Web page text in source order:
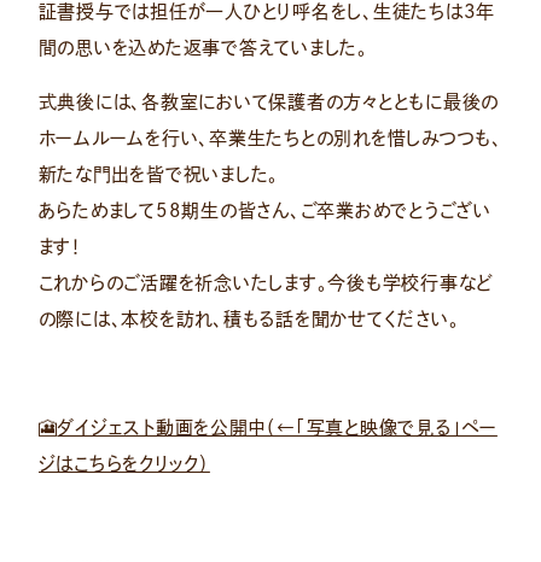
証書授与では担任が一人ひとり呼名をし、生徒たちは3年
間の思いを込めた返事で答えていました。
式典後には、各教室において保護者の方々とともに最後の
ホームルームを行い、卒業生たちとの別れを惜しみつつも、
新たな門出を皆で祝いました。
あらためまして58期生の皆さん、ご卒業おめでとうござい
ます！
これからのご活躍を祈念いたします。今後も学校行事など
の際には、本校を訪れ、積もる話を聞かせてください。
🎦ダイジェスト動画を公開中（←「写真と映像で見る」ペー
ジはこちらをクリック）